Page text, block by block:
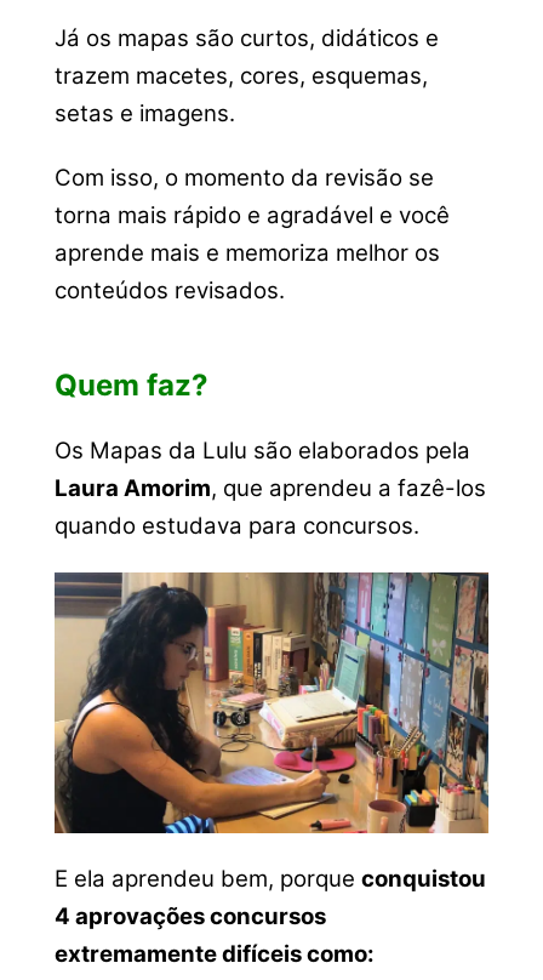
Já os mapas são curtos, didáticos e
trazem macetes, cores, esquemas,
setas e imagens.
Com isso, o momento da revisão se
torna mais rápido e agradável e você
aprende mais e memoriza melhor os
conteúdos revisados.
Quem faz?
Os Mapas da Lulu são elaborados pela
Laura Amorim, que aprendeu a fazê-los
quando estudava para concursos.
E ela aprendeu bem, porque conquistou
4 aprovações concursos
extremamente difíceis como: